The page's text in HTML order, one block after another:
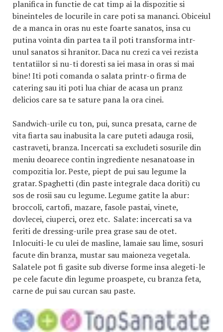
planifica in functie de cat timp ai la dispozitie si
bineinteles de locurile in care poti sa mananci. Obiceiul
de a manca in oras nu este foarte sanatos, insa cu
putina vointa din partea ta il poti transforma intr-
unul sanatos si hranitor. Daca nu crezi ca vei rezista
tentatiilor si nu-ti doresti sa iei masa in oras si mai
bine! Iti poti comanda o salata printr-o firma de
catering sau iti poti lua chiar de acasa un pranz
delicios care sa te sature pana la ora cinei.
Sandwich-urile cu ton, pui, sunca presata, carne de
vita fiarta sau inabusita la care puteti adauga rosii,
castraveti, branza. Incercati sa excludeti sosurile din
meniu deoarece contin ingrediente nesanatoase in
compozitia lor. Peste, piept de pui sau legume la
gratar. Spaghetti (din paste integrale daca doriti) cu
sos de rosii sau cu legume. Legume gatite la abur:
broccoli, cartofi, mazare, fasole pastai, vinete,
dovlecei, ciuperci, orez etc. Salate: incercati sa va
feriti de dressing-urile prea grase sau de otet.
Inlocuiti-le cu ulei de masline, lamaie sau lime, sosuri
facute din branza, mustar sau maioneza vegetala.
Salatele pot fi gasite sub diverse forme insa alegeti-le
pe cele facute din legume proaspete, cu branza feta,
carne de pui sau curcan sau paste.